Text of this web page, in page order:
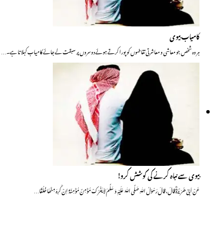
کامیاب بیوی
ہر وہ شخص جو معاشی و معاشرتی تقاضوں کو پورا کرتے ہوئے دوسروں پر سبقت لے جائے کامیاب کہلاتا ہے۔…
بیوی سے نباہ کرنے کی کوشش کرو!
عَنْ اَبِیْ ھُرَیْرَۃَؓ قَالَ، قَالَ رَسُوْلُ اللّٰہِ صَلَّی اللّٰہُ عَلَیْہِ وَ سَلَّمَ لاَ یَفْرُکْ مُؤْمِنٌ مُؤْمِنَۃً اِنْ کَرِہَ مِنْھَا خُلُقًا…